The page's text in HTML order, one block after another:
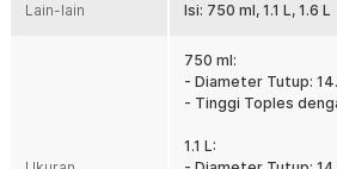
Permukaan wadah menggunakan Stainless
Material ini tidak mudah menyerap aroma
digunakan bergantian untuk berbagai
kuat dan awet, tampilannya juga
area dapur maupun coffee station.
Pilihan Kapasitas Lengkap
Lain-lain Isi: 750 ml, 1.1 L, 1.6 L
750 ml:
- Diameter Tutup:
- Tinggi Toples
1.1 L: